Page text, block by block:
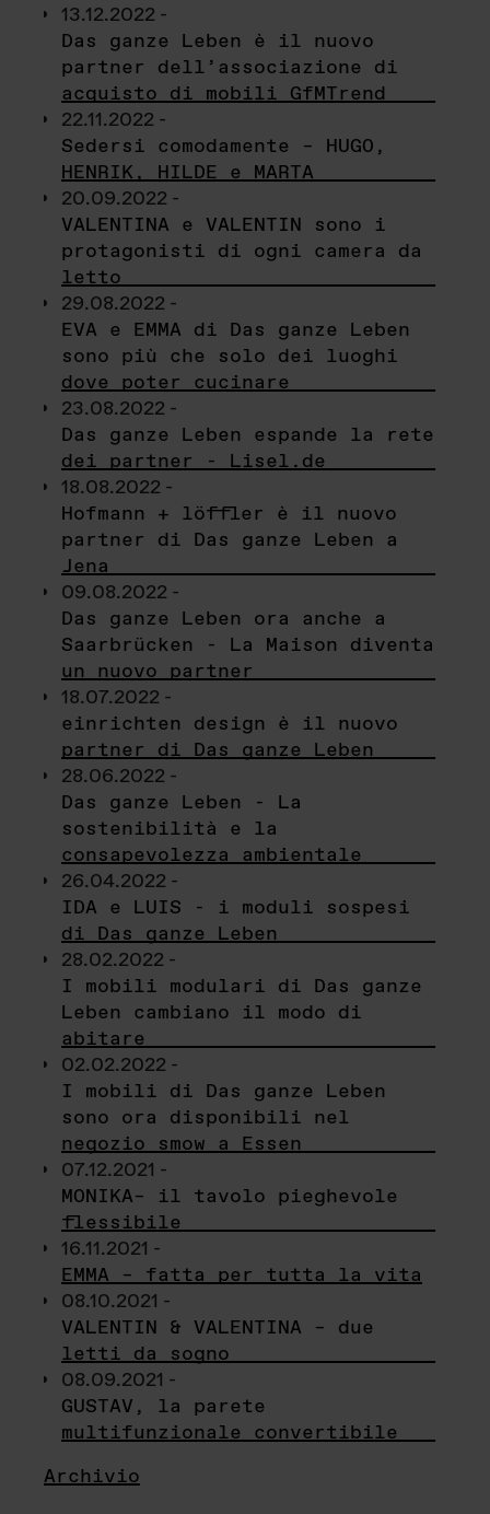
13.12.2022 -
Das ganze Leben è il nuovo
partner dell’associazione di
acquisto di mobili GfMTrend
22.11.2022 -
Sedersi comodamente – HUGO,
HENRIK, HILDE e MARTA
20.09.2022 -
VALENTINA e VALENTIN sono i
protagonisti di ogni camera da
letto
29.08.2022 -
EVA e EMMA di Das ganze Leben
sono più che solo dei luoghi
dove poter cucinare
23.08.2022 -
Das ganze Leben espande la rete
dei partner - Lisel.de
18.08.2022 -
Hofmann + löffler è il nuovo
partner di Das ganze Leben a
Jena
09.08.2022 -
Das ganze Leben ora anche a
Saarbrücken - La Maison diventa
un nuovo partner
18.07.2022 -
einrichten design è il nuovo
partner di Das ganze Leben
28.06.2022 -
Das ganze Leben - La
sostenibilità e la
consapevolezza ambientale
26.04.2022 -
IDA e LUIS - i moduli sospesi
di Das ganze Leben
28.02.2022 -
I mobili modulari di Das ganze
Leben cambiano il modo di
abitare
02.02.2022 -
I mobili di Das ganze Leben
sono ora disponibili nel
negozio smow a Essen
07.12.2021 -
MONIKA– il tavolo pieghevole
flessibile
16.11.2021 -
EMMA – fatta per tutta la vita
08.10.2021 -
VALENTIN & VALENTINA – due
letti da sogno
08.09.2021 -
GUSTAV, la parete
multifunzionale convertibile
Archivio